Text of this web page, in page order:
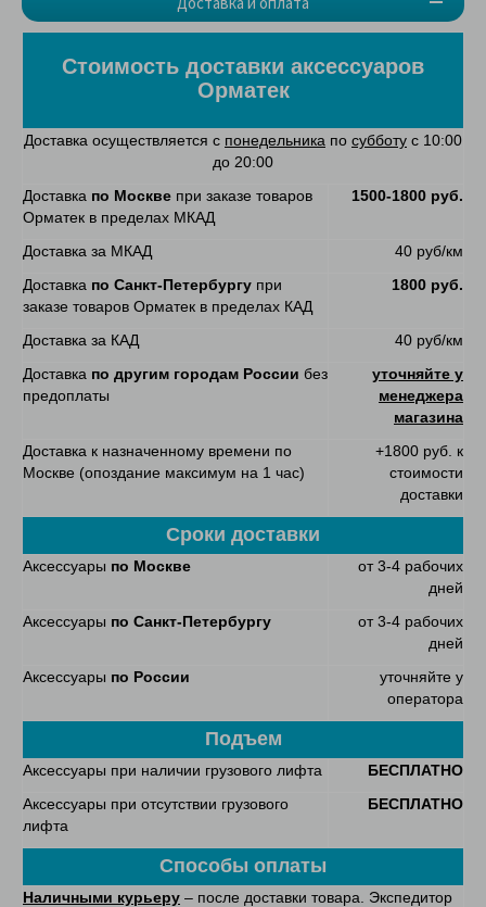
Стоимость доставки аксессуаров
Орматек
Доставка осуществляется с понедельника по субботу с 10:00
до 20:00
Доставка по Москве при заказе товаров
Орматек в пределах МКАД
1500-1800 руб.
Доставка за МКАД
40 руб/км
Доставка по Санкт-Петербургу при
заказе товаров Орматек в пределах КАД
1800 руб.
Доставка за КАД
40 руб/км
Доставка по другим городам России без
предоплаты
уточняйте у
менеджера
магазина
Доставка к назначенному времени по
Москве (опоздание максимум на 1 час)
+1800 руб. к
стоимости
доставки
Сроки доставки
Аксессуары по Москве
от 3-4 рабочих
дней
Аксессуары по Санкт-Петербургу
от 3-4 рабочих
дней
Аксессуары по России
уточняйте у
оператора
Подъем
Аксессуары при наличии грузового лифта
БЕСПЛАТНО
Аксессуары при отсутствии грузового
лифта
БЕСПЛАТНО
Способы оплаты
Наличными курьеру – после доставки товара. Экспедитор